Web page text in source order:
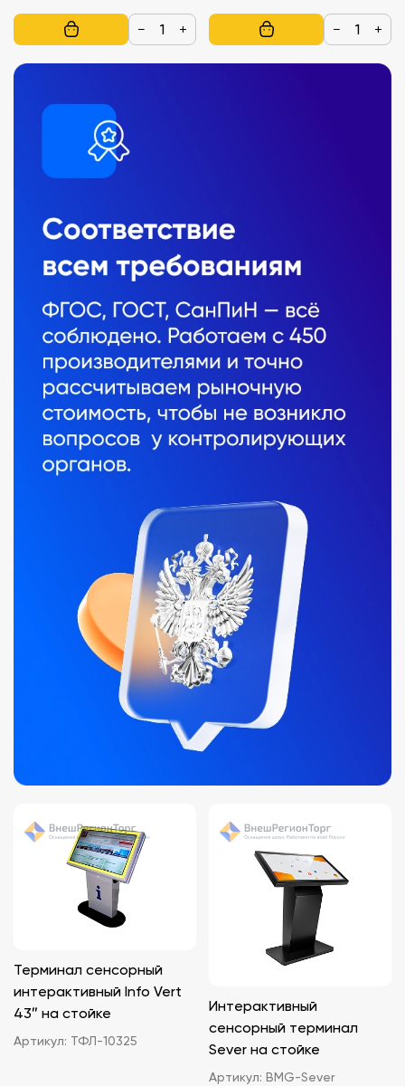
− + − +
Терминал сенсорный
интерактивный Info Vert
43″ на стойке
Артикул: ТФЛ-10325
Интерактивный
сенсорный терминал
Sever на стойке
Артикул: BMG-Sever